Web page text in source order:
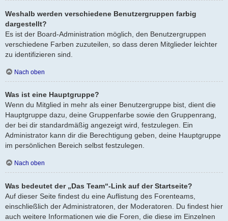
Weshalb werden verschiedene Benutzergruppen farbig
dargestellt?
Es ist der Board-Administration möglich, den Benutzergruppen
verschiedene Farben zuzuteilen, so dass deren Mitglieder leichter
zu identifizieren sind.
Nach oben
Was ist eine Hauptgruppe?
Wenn du Mitglied in mehr als einer Benutzergruppe bist, dient die
Hauptgruppe dazu, deine Gruppenfarbe sowie den Gruppenrang,
der bei dir standardmäßig angezeigt wird, festzulegen. Ein
Administrator kann dir die Berechtigung geben, deine Hauptgruppe
im persönlichen Bereich selbst festzulegen.
Nach oben
Was bedeutet der „Das Team“-Link auf der Startseite?
Auf dieser Seite findest du eine Auflistung des Forenteams,
einschließlich der Administratoren, der Moderatoren. Du findest hier
auch weitere Informationen wie die Foren, die diese im Einzelnen